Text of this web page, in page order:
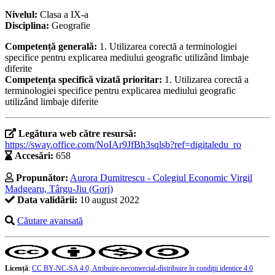
Nivelul: Clasa a IX-a
Disciplina: Geografie
Competență generală: 1. Utilizarea corectă a terminologiei
specifice pentru explicarea mediului geografic utilizând limbaje
diferite
Competența specifică vizată prioritar: 1. Utilizarea corectă a
terminologiei specifice pentru explicarea mediului geografic
utilizând limbaje diferite
Legătura web către resursă:
https://sway.office.com/NoIAr9JfBh3sqlsb?ref=digitaledu_ro
Accesări: 658
Propunător: Aurora Dumitrescu - Colegiul Economic Virgil
Madgearu, Târgu-Jiu (Gorj)
Data validării: 10 august 2022
Căutare avansată
Licență: CC BY-NC-SA 4.0, Atribuire-necomercial-distribuire în condiţii identice 4.0